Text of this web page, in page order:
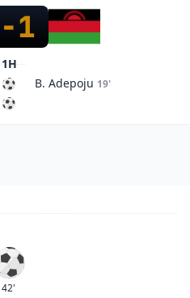
-1
1H
B. Adepoju 19'
Mål
42'